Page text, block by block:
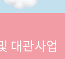
대관사업